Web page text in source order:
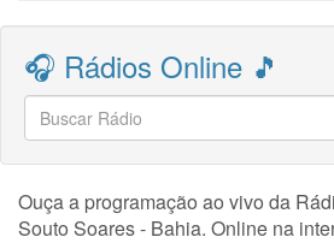
🎧 Rádios Online 🎵
Ouça a programação ao vivo da
Souto Soares - Bahia. Online na